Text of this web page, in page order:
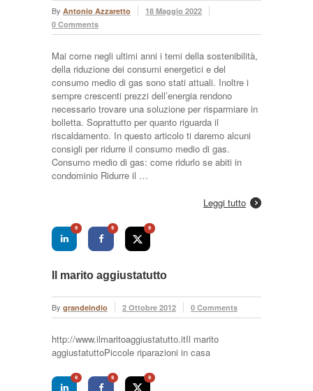
By Antonio Azzaretto
18 Maggio 2022
0 Comments
Mai come negli ultimi anni i temi della sostenibilità,
della riduzione dei consumi energetici e del
consumo medio di gas sono stati attuali. Inoltre i
sempre crescenti prezzi dell’energia rendono
necessario trovare una soluzione per risparmiare in
bolletta. Soprattutto per quanto riguarda il
riscaldamento. In questo articolo ti daremo alcuni
consigli per ridurre il consumo medio di gas.
Consumo medio di gas: come ridurlo se abiti in
condominio Ridurre il …
Leggi tutto
0 0 0
Il marito aggiustatutto
By grandeindio 2 Ottobre 2012 0 Comments
http://www.ilmaritoaggiustatutto.itIl marito
aggiustatuttoPiccole riparazioni in casa
0 0 0